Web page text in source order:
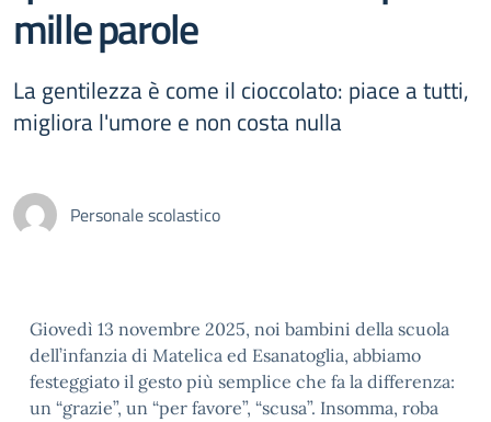
mille parole
La gentilezza è come il cioccolato: piace a tutti,
migliora l'umore e non costa nulla
Personale scolastico
Giovedì 13 novembre 2025, noi bambini della scuola
dell’infanzia di Matelica ed Esanatoglia, abbiamo
festeggiato il gesto più semplice che fa la differenza:
un “grazie”, un “per favore”, “scusa”. Insomma, roba